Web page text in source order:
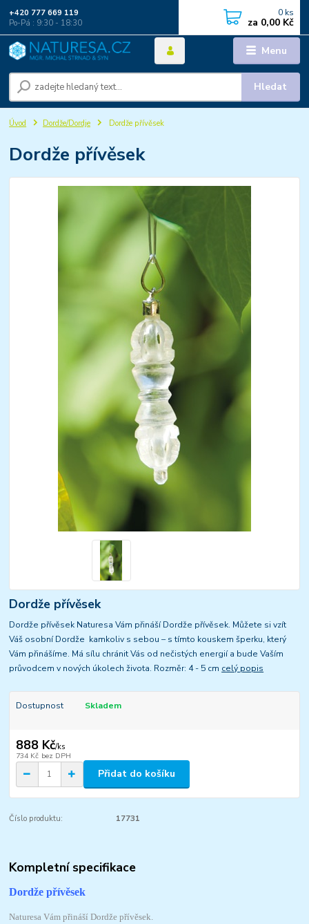
Menu
Hledat
+420 777 669 119
Po-Pá : 9:30 - 18:30
0 ks
za 0,00 Kč
Úvod Dordže/Dordje Dordže přívěsek
Dordže přívěsek
Dordže přívěsek
Dordže přívěsek Naturesa Vám přináší Dordže přívěsek. Můžete si vzít
Váš osobní Dordže kamkoliv s sebou – s tímto kouskem šperku, který
Vám přinášíme. Má sílu chránit Vás od nečistých energií a bude Vaším
průvodcem v nových úkolech života. Rozměr: 4 - 5 cm celý popis
Dostupnost Skladem
888 Kč/ks
734 Kč bez DPH
Přidat do košíku
Číslo produktu: 17731
Kompletní specifikace
Dordže přívěsek
Naturesa Vám přináší Dordže přívěsek.